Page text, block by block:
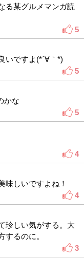
る某グルメマンガ読
5
いですよ(*´∀｀*)
5
かな
5
4
味しいですよね！
4
珍しい気がする。大
するのに。
3